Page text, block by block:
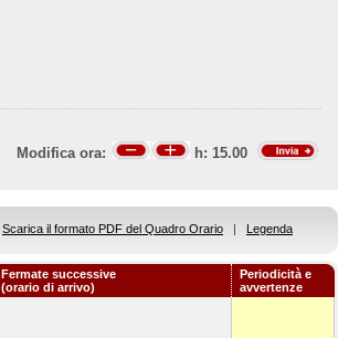
Modifica ora: h: 15.00
Scarica il formato PDF del Quadro Orario | Legenda
Fermate successive
(orario di arrivo)
Periodicità e
avvertenze